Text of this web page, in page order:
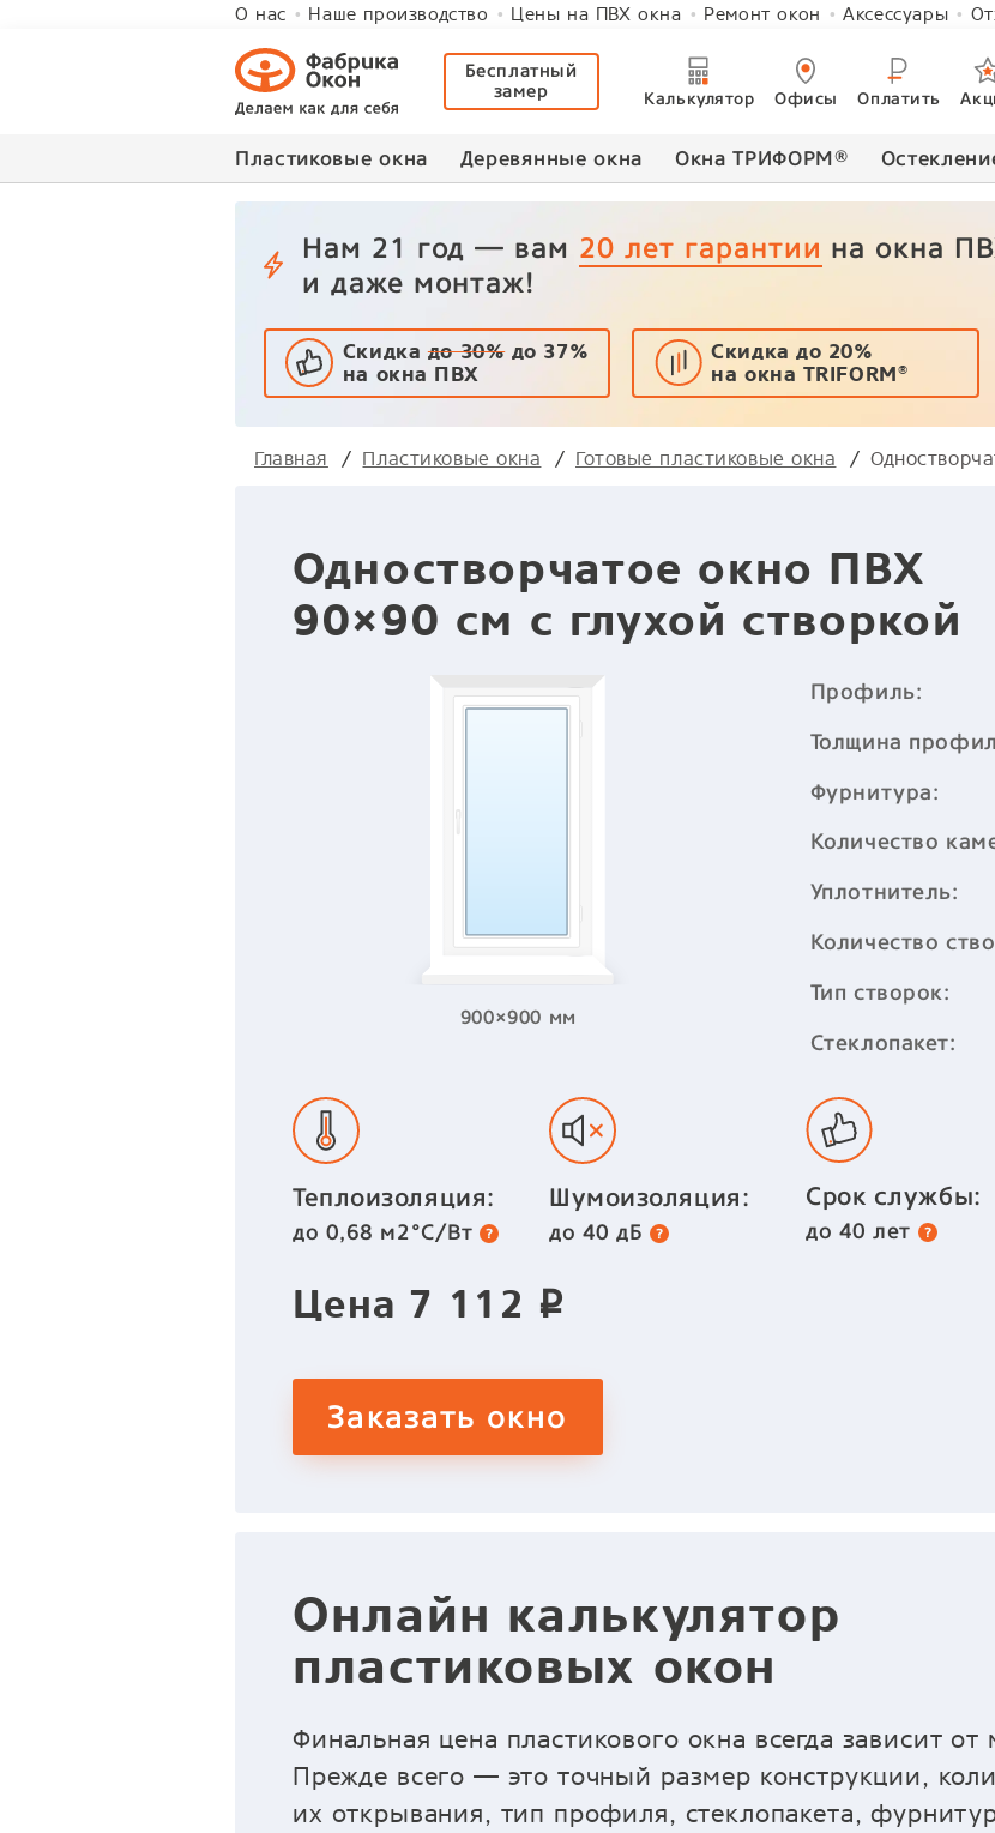
О нас Наше производство Цены на ПВХ окна Ремонт окон Аксессуары
Бесплатный
замер
Калькулятор Офисы Оплатить
Пластиковые окна Деревянные окна Окна ТРИФОРМ®
Нам 21 год — вам 20 лет гарантии на окна
и даже монтаж!
Скидкадо 30%до 37%
на окна ПВХ
Скидка до 20%
на окна TRIFORM®
Главная Пластиковые окна Готовые пластиковые окна
Одностворчатое окно ПВХ
90×90 см с глухой створкой
900×900 мм
Профиль:
Толщина
Фурнитура:
Количество
Уплотнитель:
Количество
Тип створок:
Стеклопакет:
Теплоизоляция:
до 0,68 м2°C/Вт
Шумоизоляция:
до 40 дБ
Срок службы:
до 40 лет
Цена 7 112 p
Заказать окно
Онлайн калькулятор
пластиковых окон
Финальная цена пластикового окна всегда зависит
Прежде всего — это точный размер конструкции,
их открывания, тип профиля, стеклопакета,